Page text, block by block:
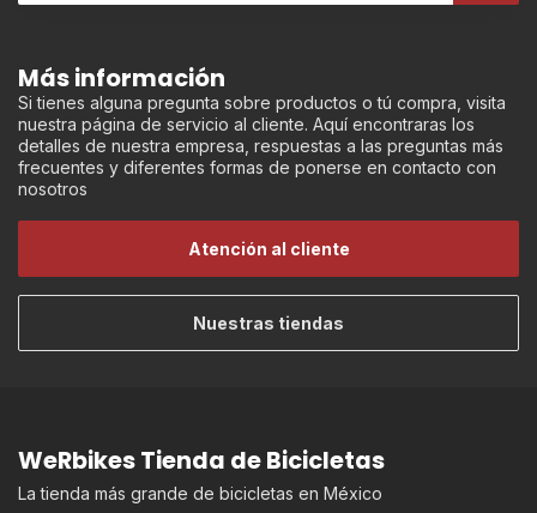
Más información
Si tienes alguna pregunta sobre productos o tú compra, visita
nuestra página de servicio al cliente. Aquí encontraras los
detalles de nuestra empresa, respuestas a las preguntas más
frecuentes y diferentes formas de ponerse en contacto con
nosotros
Atención al cliente
Nuestras tiendas
WeRbikes Tienda de Bicicletas
La tienda más grande de bicicletas en México